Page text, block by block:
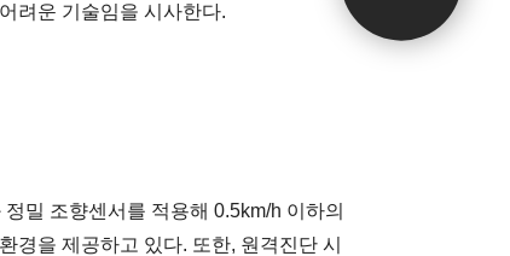
려운 기술임을 시사한다.
밀 조향센서를 적용해 0.5km/h 이하의
경을 제공하고 있다. 또한, 원격진단 시